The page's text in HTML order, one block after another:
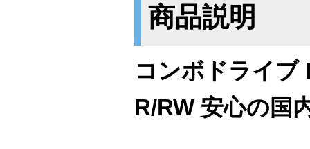
商品説明
コンボドライブ
R/RW 安心の国